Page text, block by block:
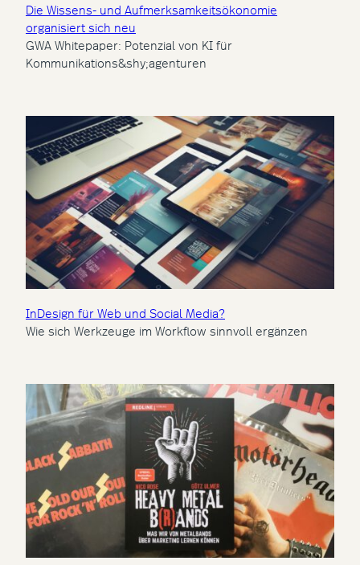
Die Wissens- und Aufmerksamkeitsökonomie
organisiert sich neu
GWA Whitepaper: Potenzial von KI für
Kommunikations&shy;agenturen
InDesign für Web und Social Media?
Wie sich Werkzeuge im Workflow sinnvoll ergänzen